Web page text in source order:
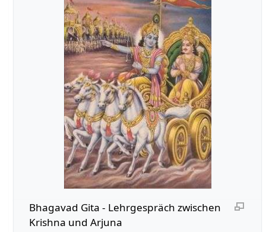
Bhagavad Gita - Lehrgespräch zwischen
Krishna und Arjuna